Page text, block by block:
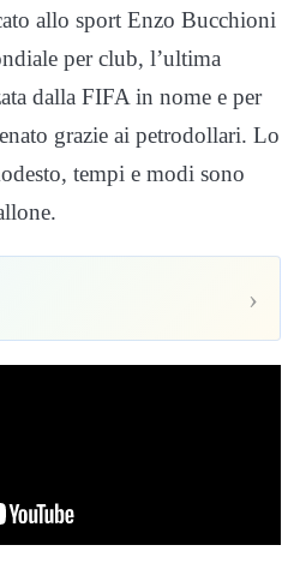
allo sport Enzo Bucchioni
per club, l’ultima
dalla FIFA in nome e per
grazie ai petrodollari. Lo
tempi e modi sono
›